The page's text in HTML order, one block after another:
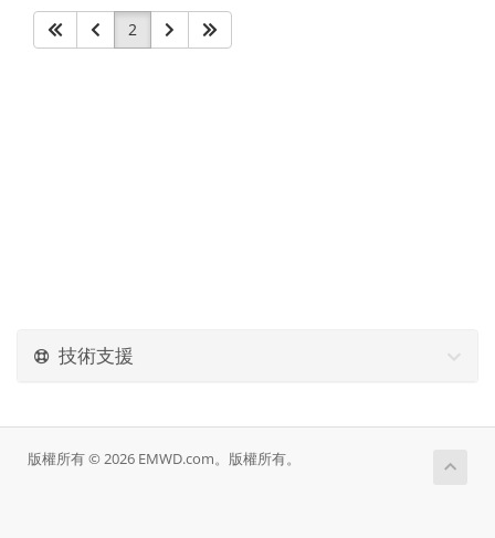
2
技術支援
版權所有 © 2026 EMWD.com。版權所有。